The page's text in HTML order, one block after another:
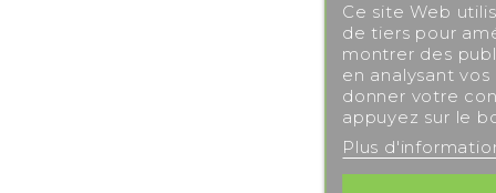
Ce site Web
de tiers pour
montrer des
en analysant
donner votre
appuyez sur le
Plus